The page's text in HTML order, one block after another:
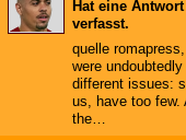
Hat eine
verfasst.
quelle
were
different issues:
us, have too few.
the…